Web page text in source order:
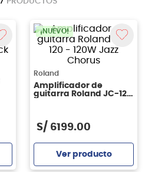
¡NUEVO!
Roland
Amplificador de
guitarra Roland JC-120
S/ 6199.00
Ver producto